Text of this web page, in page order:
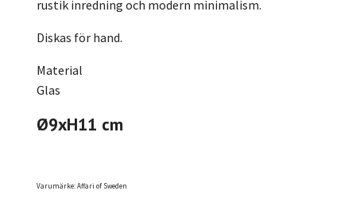
rustik inredning och modern minimalism.
Diskas för hand.
Material
Glas
Ø9xH11 cm
Varumärke: Affari of Sweden